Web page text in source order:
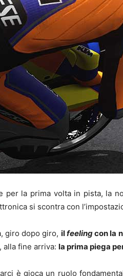
per la prima volta in pista, la
si scontra con
giro dopo giro, ilfeelingcon la
alla fine arriva: la prima piega
è gioca un ruolo